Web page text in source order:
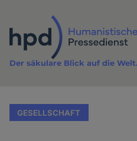
Inhalt
Der säkulare Blick auf die Welt.
GESELLSCHAFT